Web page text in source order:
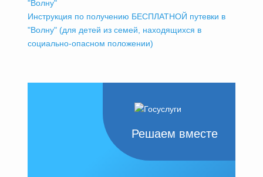
"Волну"
Инструкция по получению БЕСПЛАТНОЙ путевки в
"Волну" (для детей из семей, находящихся в
социально-опасном положении)
Решаем вместе